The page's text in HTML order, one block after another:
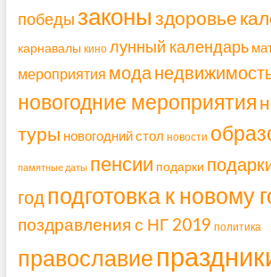
победызаконыздоровье
карнавалы кино лунный календарь
мероприятия мода
новогодние мероприятия
туры новогодний стол новости
памятные даты пенсии подарки
год подготовка к новому
поздравления с НГ 2019 политика
православие